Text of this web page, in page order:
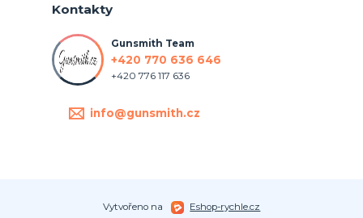
Kontakty
Gunsmith Team
+420 770 636 646
+420 776 117 636
info@gunsmith.cz
Vytvořeno na Eshop-rychle.cz